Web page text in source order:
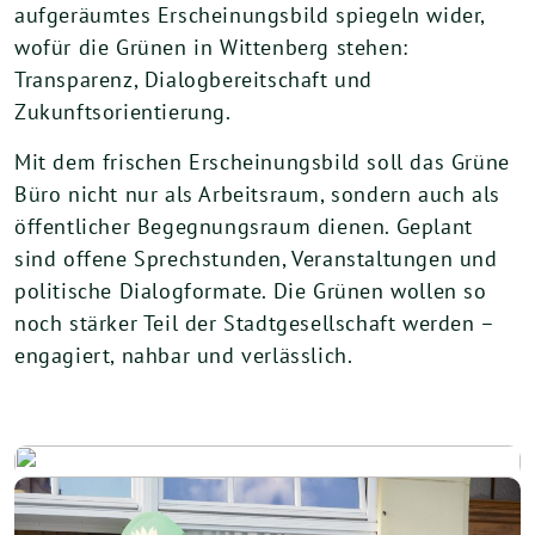
aufgeräumtes Erscheinungsbild spiegeln wider,
wofür die Grünen in Wittenberg stehen:
Transparenz, Dialogbereitschaft und
Zukunftsorientierung.
Mit dem frischen Erscheinungsbild soll das Grüne
Büro nicht nur als Arbeitsraum, sondern auch als
öffentlicher Begegnungsraum dienen. Geplant
sind offene Sprechstunden, Veranstaltungen und
politische Dialogformate. Die Grünen wollen so
noch stärker Teil der Stadtgesellschaft werden –
engagiert, nahbar und verlässlich.